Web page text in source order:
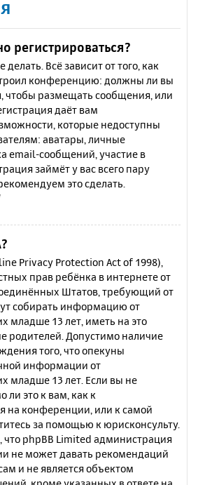
регистрироваться?
Всё зависит от того, как
конференцию: должны ли вы
чтобы размещать сообщения, или
даёт вам
которые недоступны
аватары, личные
email-сообщений, участие в
займёт у вас всего пару
это сделать.
Privacy Protection Act of 1998),
прав ребёнка в интернете от
Штатов, требующий от
собирать информацию от
младше 13 лет, иметь на это
родителей. Допустимо наличие
того, что опекуны
информации от
младше 13 лет. Если вы не
это к вам, как к
на конференции, или к самой
за помощью к юрисконсульту.
phpBB Limited администрация
не может давать рекомендаций
и не является объектом